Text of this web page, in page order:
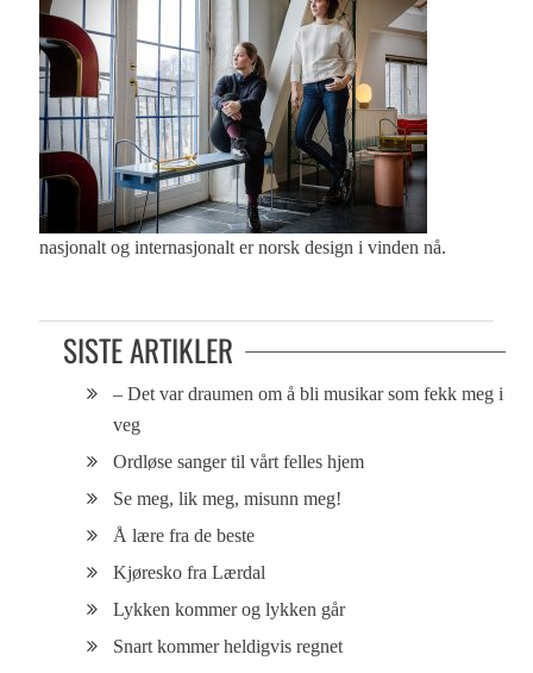
nasjonalt og internasjonalt er norsk design i vinden nå.
SISTE ARTIKLER
– Det var draumen om å bli musikar som fekk meg i
veg
Ordløse sanger til vårt felles hjem
Se meg, lik meg, misunn meg!
Å lære fra de beste
Kjøresko fra Lærdal
Lykken kommer og lykken går
Snart kommer heldigvis regnet